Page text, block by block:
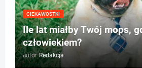
CIEKAWOSTKI
Ile lat miałby Twój mops,
człowiekiem?
autor Redakcja